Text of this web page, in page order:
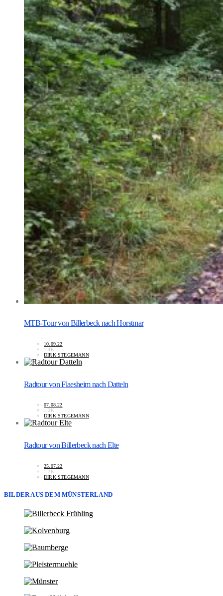
MTB-Tour von Billerbeck nach Horstmar
10.09.22
1.4K
DIRK STEGEMANN
Radtour von Flaesheim nach Datteln
07.08.22
1.2K
DIRK STEGEMANN
Radtour von Billerbeck nach Elte
25.07.22
1.2K
DIRK STEGEMANN
BILDER AUS DEM MÜNSTERLAND